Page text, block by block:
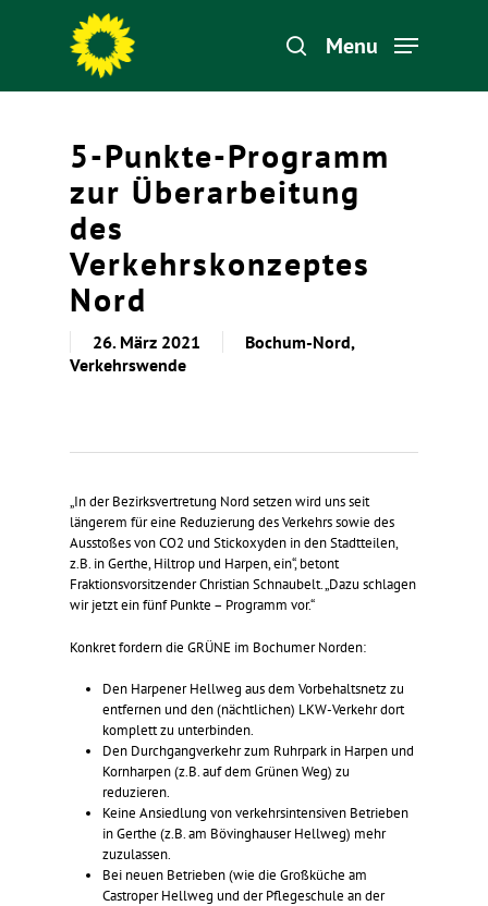
Menu
5-Punkte-Programm
zur Überarbeitung
des
Verkehrskonzeptes
Nord
26. März 2021 Bochum-Nord,
Verkehrswende
„In der Bezirksvertretung Nord setzen wird uns seit
längerem für eine Reduzierung des Verkehrs sowie des
Ausstoßes von CO2 und Stickoxyden in den Stadtteilen,
z.B. in Gerthe, Hiltrop und Harpen, ein“, betont
Fraktionsvorsitzender Christian Schnaubelt. „Dazu schlagen
wir jetzt ein fünf Punkte – Programm vor.“
Konkret fordern die GRÜNE im Bochumer Norden:
Den Harpener Hellweg aus dem Vorbehaltsnetz zu
entfernen und den (nächtlichen) LKW-Verkehr dort
komplett zu unterbinden.
Den Durchgangverkehr zum Ruhrpark in Harpen und
Kornharpen (z.B. auf dem Grünen Weg) zu
reduzieren.
Keine Ansiedlung von verkehrsintensiven Betrieben
in Gerthe (z.B. am Bövinghauser Hellweg) mehr
zuzulassen.
Bei neuen Betrieben (wie die Großküche am
Castroper Hellweg und der Pflegeschule an der